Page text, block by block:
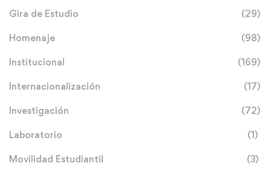
Gira de Estudio (29)
Homenaje (98)
Institucional (169)
Internacionalización (17)
Investigación (72)
Laboratorio (1)
Movilidad Estudiantil (3)